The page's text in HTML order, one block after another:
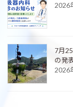
2026
7月
の発
2026